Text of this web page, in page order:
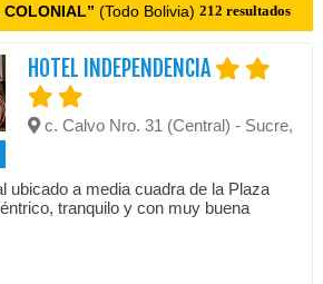
COLONIAL” (Todo Bolivia) 212 resultados
HOTEL INDEPENDENCIA
c. Calvo Nro. 31 (Central) - Sucre,
ubicado a media cuadra de la Plaza
tranquilo y con muy buena